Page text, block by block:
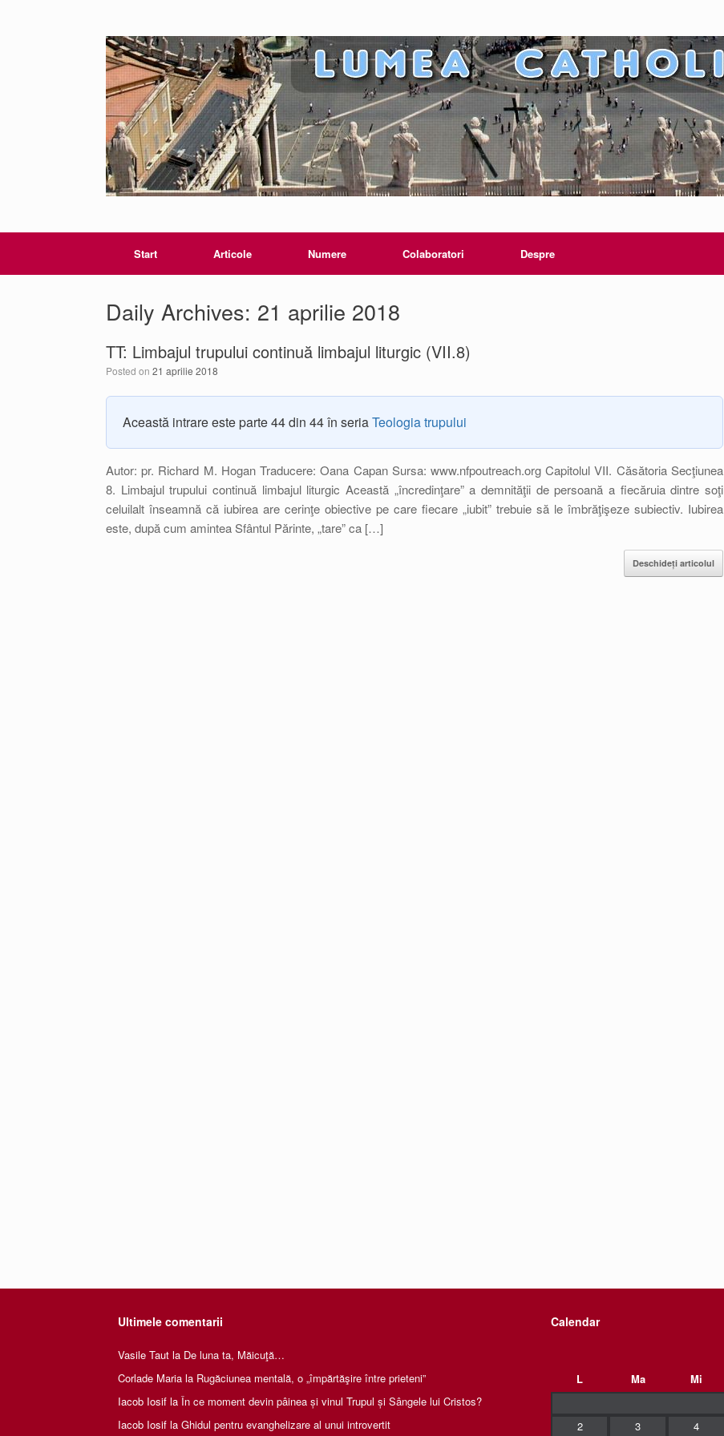
Start Articole Numere Colaboratori Despre
Daily Archives: 21 aprilie 2018
TT: Limbajul trupului continuă limbajul liturgic (VII.8)
Posted on 21 aprilie 2018
Această intrare este parte 44 din 44 în seriaTeologia trupului
Autor: pr. Richard M. Hogan Traducere: Oana Capan Sursa: www.nfpoutreach.org Capitolul VII. Căsătoria Secţiunea
8. Limbajul trupului continuă limbajul liturgic Această „încredinţare” a demnităţii de persoană a fiecăruia dintre soţi
celuilalt înseamnă că iubirea are cerinţe obiective pe care fiecare „iubit” trebuie să le îmbrăţişeze subiectiv. Iubirea
este, după cum amintea Sfântul Părinte, „tare” ca […]
Deschideți articolul
Ultimele comentarii
Vasile Taut la De luna ta, Măicuţă…
Corlade Maria la Rugăciunea mentală, o „împărtăşire între prieteni”
Iacob Iosif la În ce moment devin pâinea și vinul Trupul și Sângele lui Cristos?
Iacob Iosif la Ghidul pentru evanghelizare al unui introvertit
Calendar
L
Ma Mi
2
3 4